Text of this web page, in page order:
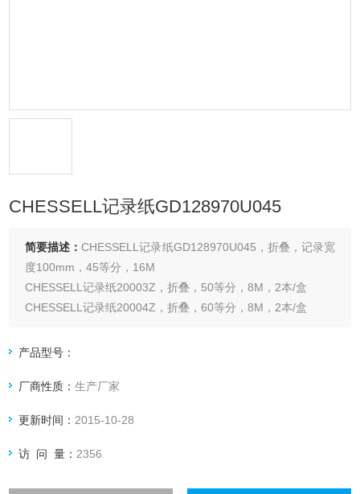
CHESSELL记录纸GD128970U045
简要描述：CHESSELL记录纸GD128970U045，折叠，记录宽
度100mm，45等分，16M
CHESSELL记录纸20003Z，折叠，50等分，8M，2本/盒
CHESSELL记录纸20004Z，折叠，60等分，8M，2本/盒
CHESSELL记录纸20047Z，折叠，50等分，0~100，8M，2
产品型号：
厂商性质：生产厂家
更新时间： 2015-10-28
访 问 量： 2356